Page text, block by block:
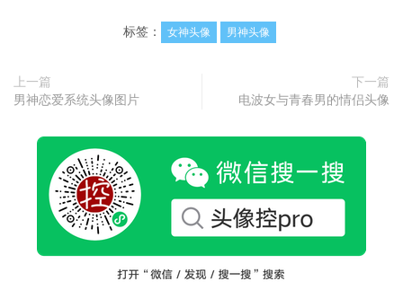
标签： 女神头像 男神头像
上一篇
男神恋爱系统头像图片
下一篇
电波女与青春男的情侣头像